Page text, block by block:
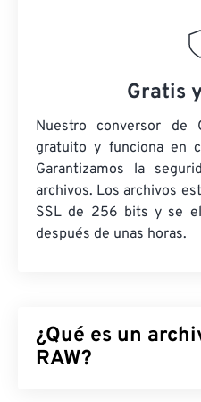
Gratis
Nuestro conversor de
gratuito y funciona en
Garantizamos la
archivos. Los archivos
SSL de 256 bits y se
después de unas horas.
¿Qué es un
RAW?